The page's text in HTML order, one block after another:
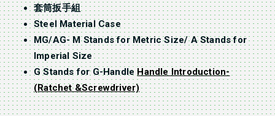
套筒扳手組
Steel Material Case
MG/AG- M Stands for Metric Size/ A Stands for
Imperial Size
G Stands for G-HandleHandle Introduction-
(Ratchet &Screwdriver)